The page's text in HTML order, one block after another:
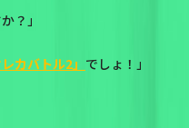
？」
レカバトル2」 でしょ！」